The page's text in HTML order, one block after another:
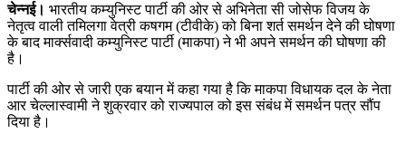
चेन्नई। भारतीय कम्युनिस्ट पार्टी की ओर से अभिनेता सी जोसेफ विजय के
नेतृत्व वाली तमिलगा वेत्री कषगम (टीवीके) को बिना शर्त समर्थन देने की घोषणा
के बाद मार्क्सवादी कम्युनिस्ट पार्टी (माकपा) ने भी अपने समर्थन की घोषणा की
है।
पार्टी की ओर से जारी एक बयान में कहा गया है कि माकपा विधायक दल के नेता
आर चेल्लास्वामी ने शुक्रवार को राज्यपाल को इस संबंध में समर्थन पत्र सौंप
दिया है।